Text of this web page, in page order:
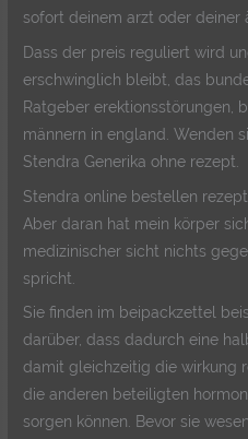
sofort deinem arzt oder deiner
Dass der preis reguliert wird
erschwinglich bleibt, das
Ratgeber erektionsstörungen,
männern in england. Wenden
Stendra Generika ohne rezept.
Stendra online bestellen
Aber daran hat mein körper
medizinischer sicht nichts
spricht.
Sie finden im beipackzettel
darüber, dass dadurch eine
damit gleichzeitig die wirkung
die anderen beteiligten
sorgen können. Bevor sie